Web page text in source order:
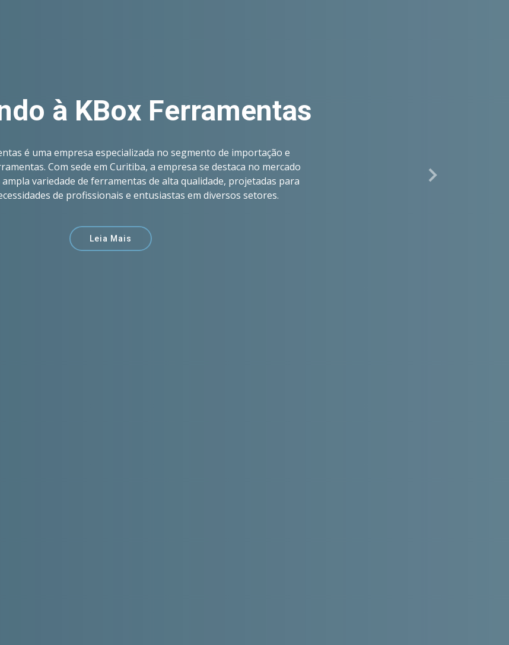
escolher a KBox ?
qualidade, suporte técnico especializado, atendimento personalizado
com as tendências do mercado. Você pode contar com a KBox
duráveis e eficientes, auxiliando no sucesso das suas
atividades.
Leia Mais